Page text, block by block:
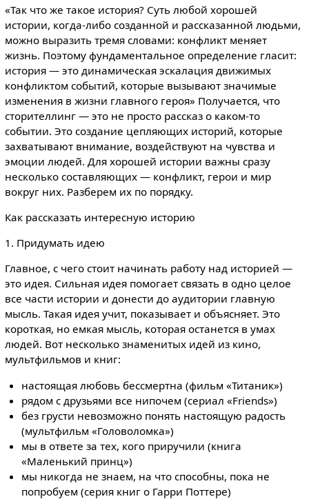
«Так что же такое история? Суть любой хорошей
истории, когда-либо созданной и рассказанной людьми,
можно выразить тремя словами: конфликт меняет
жизнь. Поэтому фундаментальное определение гласит:
история — это динамическая эскалация движимых
конфликтом событий, которые вызывают значимые
изменения в жизни главного героя» Получается, что
сторителлинг — это не просто рассказ о каком-то
событии. Это создание цепляющих историй, которые
захватывают внимание, воздействуют на чувства и
эмоции людей. Для хорошей истории важны сразу
несколько составляющих — конфликт, герои и мир
вокруг них. Разберем их по порядку.
Как рассказать интересную историю
1. Придумать идею
Главное, с чего стоит начинать работу над историей —
это идея. Сильная идея помогает связать в одно целое
все части истории и донести до аудитории главную
мысль. Такая идея учит, показывает и объясняет. Это
короткая, но емкая мысль, которая останется в умах
людей. Вот несколько знаменитых идей из кино,
мультфильмов и книг:
настоящая любовь бессмертна (фильм «Титаник»)
рядом с друзьями все нипочем (сериал «Friends»)
без грусти невозможно понять настоящую радость
(мультфильм «Головоломка»)
мы в ответе за тех, кого приручили (книга
«Маленький принц»)
мы никогда не знаем, на что способны, пока не
попробуем (серия книг о Гарри Поттере)